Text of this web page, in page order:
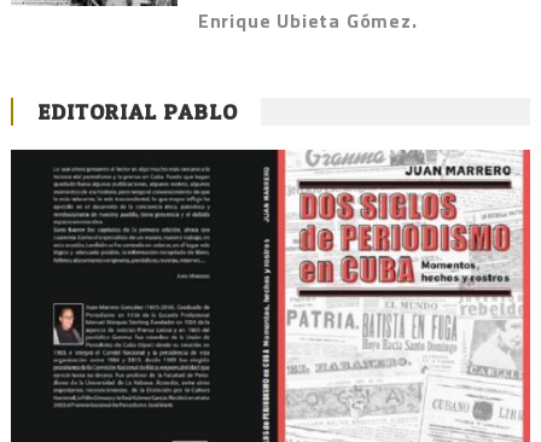
Enrique Ubieta Gómez.
EDITORIAL PABLO